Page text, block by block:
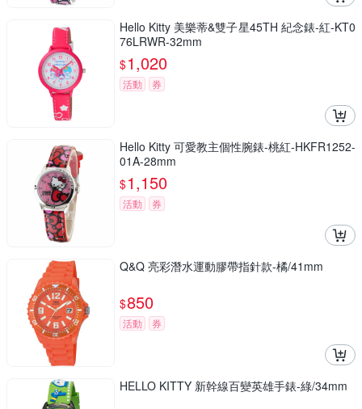
Hello Kitty 美樂蒂&雙子星45TH 紀念錶-紅-KT0
76LRWR-32mm
$1,020
活動 券
Hello Kitty 可愛教主個性腕錶-桃紅-HKFR1252-
01A-28mm
$1,150
活動 券
Q&Q 亮彩潛水運動膠帶指針款-橘/41mm
$850
活動 券
HELLO KITTY 新幹線百變英雄手錶-綠/34mm